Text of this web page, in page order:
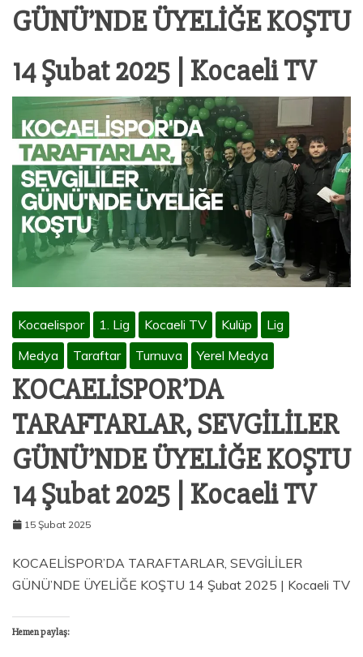
GÜNÜ’NDE ÜYELİĞE KOŞTU
14 Şubat 2025 | Kocaeli TV
Kocaelispor 1. Lig Kocaeli TV Kulüp
Lig
Medya
Taraftar Turnuva Yerel Medya
KOCAELİSPOR’DA
TARAFTARLAR, SEVGİLİLER
GÜNÜ’NDE ÜYELİĞE KOŞTU
14 Şubat 2025 | Kocaeli TV
15 Şubat 2025
KOCAELİSPOR’DA TARAFTARLAR, SEVGİLİLER
GÜNÜ’NDE ÜYELİĞE KOŞTU 14 Şubat 2025 | Kocaeli TV
Hemen paylaş: